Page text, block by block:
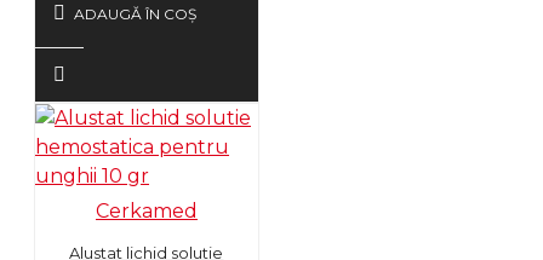
ADAUGĂ ÎN COŞ
Cerkamed
Alustat lichid solutie